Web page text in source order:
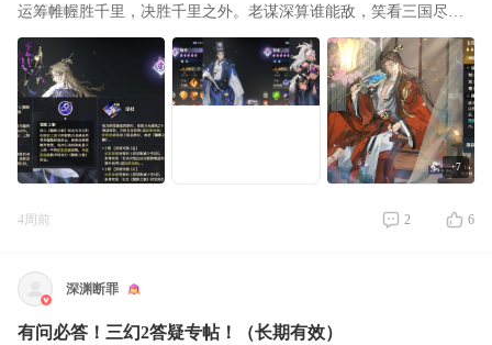
运筹帷幄胜千里，决胜千里之外。老谋深算谁能敌，笑看三国尽归
晋。 大智若愚藏锋芒，卧薪尝胆待时机。哈喽(^_^)ノ！三幻2的朋
友们好，我是熬
+7
4周前 2 6
深渊断罪
有问必答！三幻2答疑专帖！（长期有效）